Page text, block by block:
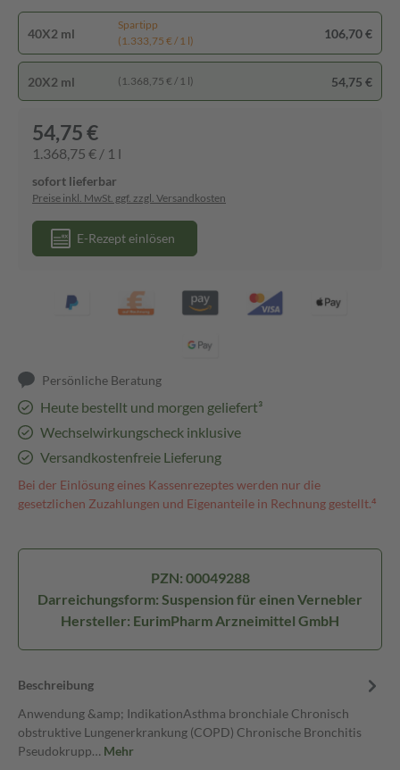
40X2 ml
Spartipp
(1.333,75 € / 1 l)
106,70 €
20X2 ml (1.368,75 € / 1 l) 54,75 €
54,75 €
1.368,75 € / 1 l
sofort lieferbar
Preise inkl. MwSt. ggf. zzgl. Versandkosten
E-Rezept einlösen
Persönliche Beratung
Heute bestellt und morgen geliefert³
Wechselwirkungscheck inklusive
Versandkostenfreie Lieferung
Bei der Einlösung eines Kassenrezeptes werden nur die
gesetzlichen Zuzahlungen und Eigenanteile in Rechnung gestellt.⁴
PZN: 00049288
Darreichungsform: Suspension für einen Vernebler
Hersteller: EurimPharm Arzneimittel GmbH
Beschreibung
Anwendung &amp; IndikationAsthma bronchiale Chronisch
obstruktive Lungenerkrankung (COPD) Chronische Bronchitis
Pseudokrupp… Mehr